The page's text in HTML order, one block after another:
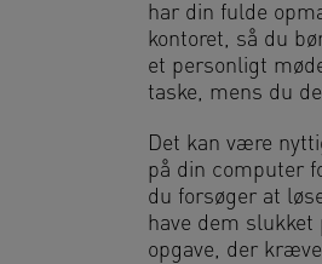
har din fulde
kontoret, så du
et personligt
taske, mens du
Det kan være
på din computer
du forsøger at
have dem
opgave, der